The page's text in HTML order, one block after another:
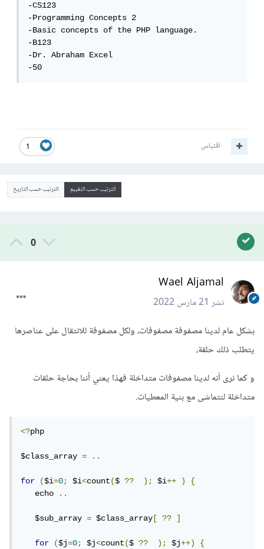
-CS123
-Programming Concepts 2
-Basic concepts of the PHP language.
-B123
-Dr. Abraham Excel
-50
1 اقتباس
الترتيب حسب التقييم الترتيب حسب التاريخ
0
Wael Aljamal
نشر21 مارس 2022
بشكل عام لدينا مصفوفة مصفوفات، ولكل مصفوفة للانتقال على عناصرها
يتطلب ذلك حلقة،
و كما نرى أنه لدينا مصفوفات متداخلة فهذا يعني أننا بحاجة حلقات
متداخلة لنتماشى مع بنية المعطيات.
<?php
$class_array = ..
for ($i=0; $i<count($ ?? ); $i++ )
{
   echo
..
   $sub_array
= $class_array [ ?? ]
for ($j=0; $j<count($ ?? ); $j++) {